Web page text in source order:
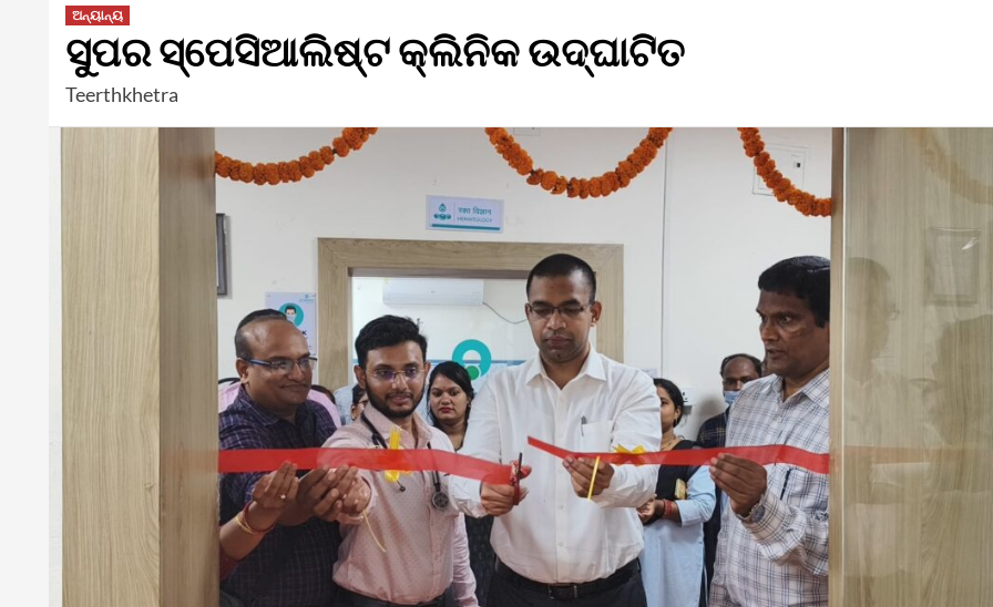
ଅନ୍ୟାନ୍ୟ
ସୁପର ସ୍ପେସିଆଲିଷ୍ଟ କ୍ଲିନିକ ଉଦ୍ଘାଟିତ
Teerthkhetra